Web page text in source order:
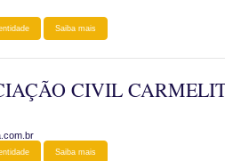
Saiba mais
CIVIL
Saiba mais